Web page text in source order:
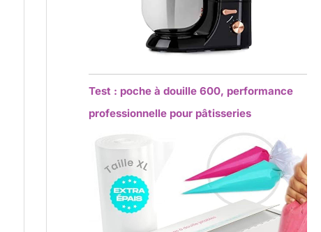
Test : poche à douille 600, performance
professionnelle pour pâtisseries